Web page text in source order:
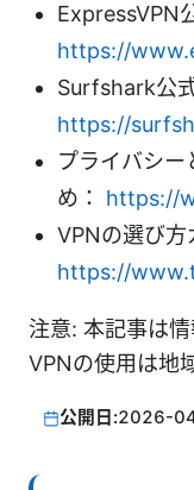
ExpressVPN
https://
Surfshark公
https://
プライバシー
め： https://
VPNの選び方
https://
注意: 本記事は情
VPNの使用は地
公開日:2026-